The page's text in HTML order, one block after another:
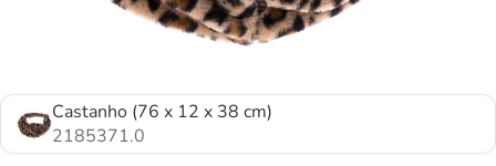
Castanho (76 x 12 x 38 cm)
2185371.0